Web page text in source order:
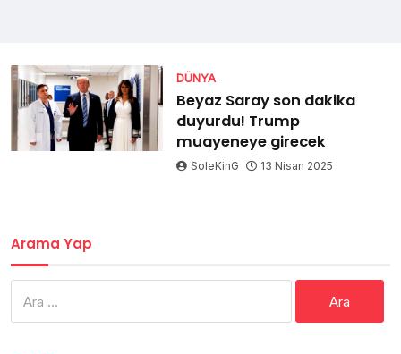
DÜNYA
Beyaz Saray son dakika
duyurdu! Trump
muayeneye girecek
SoleKinG 13 Nisan 2025
Arama Yap